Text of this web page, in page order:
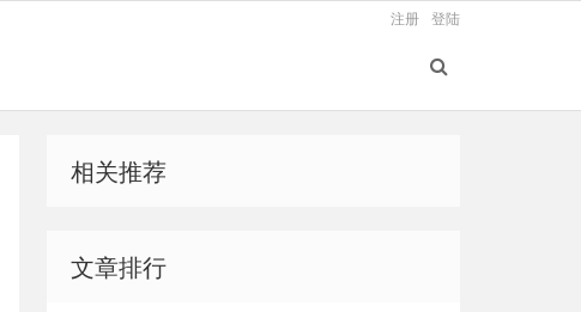
登陆
注册
相关推荐
文章排行